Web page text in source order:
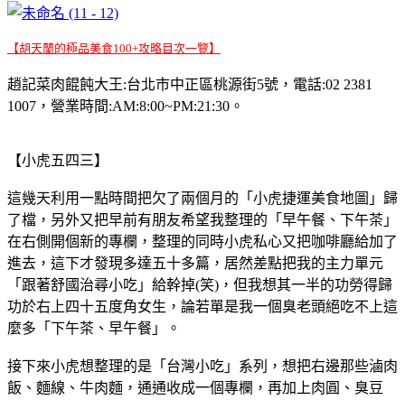
【胡天蘭的極品美食100+攻略目次一覽】
趙記菜肉餛飩大王:台北市中正區桃源街5號，電話:02 2381
1007，營業時間:AM:8:00~PM:21:30。
【小虎五四三】
這幾天利用一點時間把欠了兩個月的「小虎捷運美食地圖」歸
了檔，另外又把早前有朋友希望我整理的「早午餐、下午茶」
在右側開個新的專欄，整理的同時小虎私心又把咖啡廳給加了
進去，這下才發現多達五十多篇，居然差點把我的主力單元
「跟著舒國治尋小吃」給幹掉(笑)，但我想其一半的功勞得歸
功於右上四十五度角女生，論若單是我一個臭老頭絕吃不上這
麼多「下午茶、早午餐」。
接下來小虎想整理的是「台灣小吃」系列，想把右邊那些滷肉
飯、麵線、牛肉麵，通通收成一個專欄，再加上肉圓、臭豆